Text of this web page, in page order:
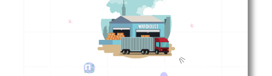
Magazyn zewnętrzny dla sklepu